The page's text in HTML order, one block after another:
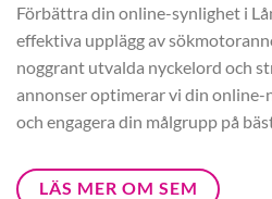
Förbättra din online-synlighet i
effektiva upplägg av
noggrant utvalda nyckelord och
annonser optimerar vi din
och engagera din målgrupp på
LÄS MER OM SEM